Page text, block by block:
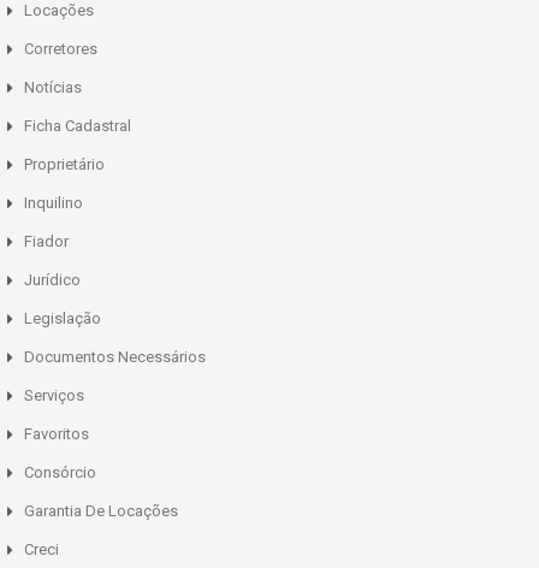
Locações
Corretores
Notícias
Ficha Cadastral
Proprietário
Inquilino
Fiador
Jurídico
Legislação
Documentos Necessários
Serviços
Favoritos
Consórcio
Garantia De Locações
Creci